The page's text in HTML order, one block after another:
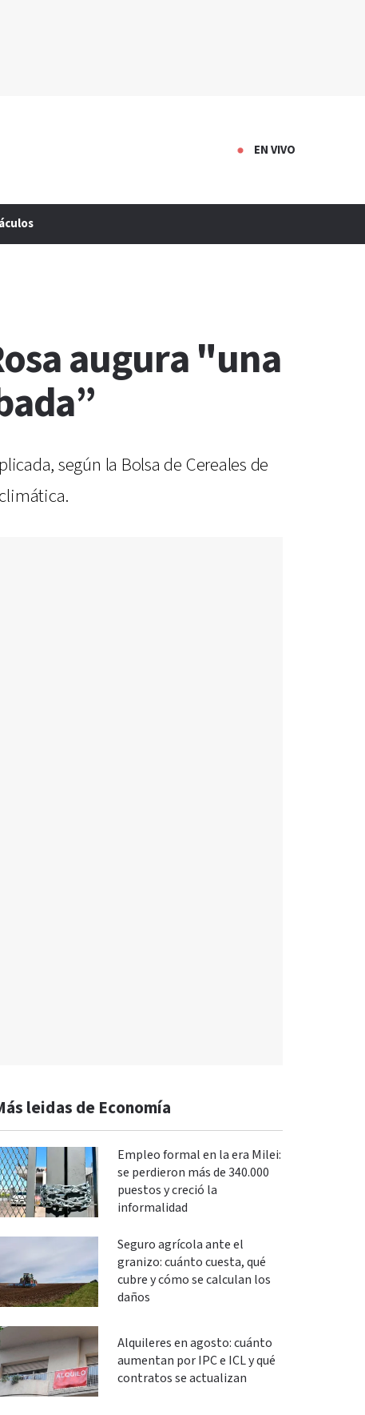
EN VIVO
augura "una
según la Bolsa de Cereales de
leidas de Economía
Empleo formal en la era Milei:
se perdieron más de 340.000
puestos y creció la
informalidad
Seguro agrícola ante el
granizo: cuánto cuesta, qué
cubre y cómo se calculan los
daños
Alquileres en agosto: cuánto
aumentan por IPC e ICL y qué
contratos se actualizan